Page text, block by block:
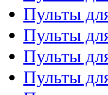
Пульты
Пульты
Пульты
Пульты